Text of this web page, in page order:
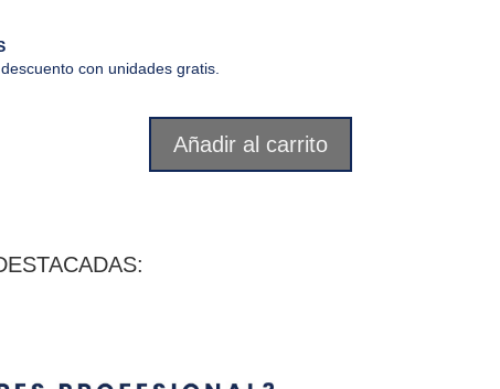
con unidades gratis.
Añadir al carrito